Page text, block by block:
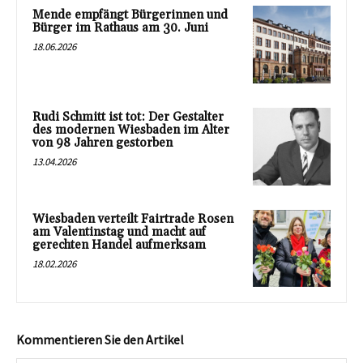
Mende empfängt Bürgerinnen und
Bürger im Rathaus am 30. Juni
18.06.2026
Rudi Schmitt ist tot: Der Gestalter
des modernen Wiesbaden im Alter
von 98 Jahren gestorben
13.04.2026
Wiesbaden verteilt Fairtrade Rosen
am Valentinstag und macht auf
gerechten Handel aufmerksam
18.02.2026
Kommentieren Sie den Artikel